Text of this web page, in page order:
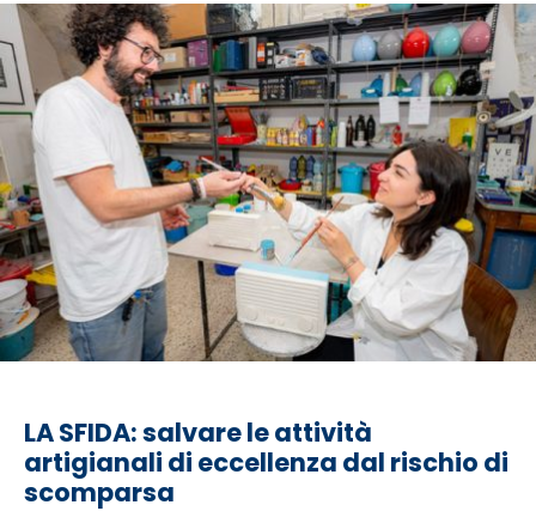
LA SFIDA: salvare le attività
artigianali di eccellenza dal rischio di
scomparsa